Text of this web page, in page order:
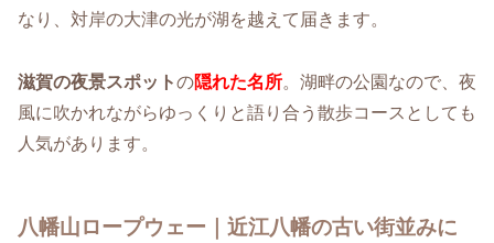
なり、対岸の大津の光が湖を越えて届きます。
滋賀の夜景スポットの隠れた名所。湖畔の公園なので、夜
風に吹かれながらゆっくりと語り合う散歩コースとしても
人気があります。
八幡山ロープウェー｜近江八幡の古い街並みに